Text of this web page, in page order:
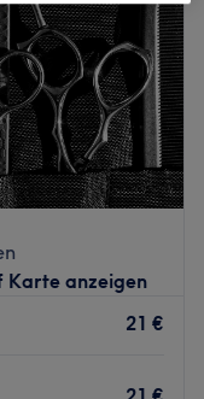
Karte anzeigen
21 €